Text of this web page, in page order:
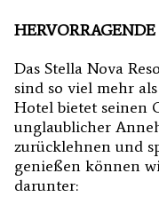
Das Stella Nova
sind so viel mehr
Hotel bietet seinen
unglaublicher
zurücklehnen und
genießen können
darunter: